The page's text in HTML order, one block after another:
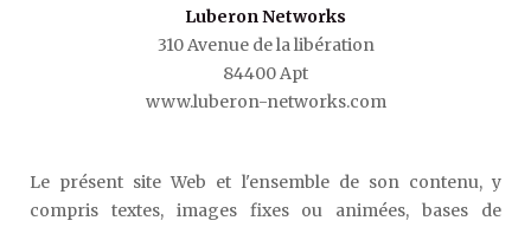
Luberon Networks
310 Avenue de la libération
84400 Apt
www.luberon-networks.com
Le présent site Web et l'ensemble de son contenu, y
compris textes, images fixes ou animées, bases de